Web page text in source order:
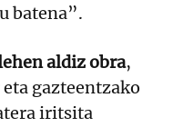
batena”.
aldiz obra,
gazteentzako
iritsita